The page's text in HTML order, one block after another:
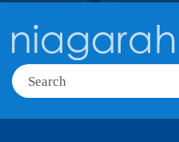
Search